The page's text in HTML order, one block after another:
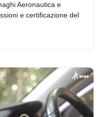
Aeronautica e
e certificazione del